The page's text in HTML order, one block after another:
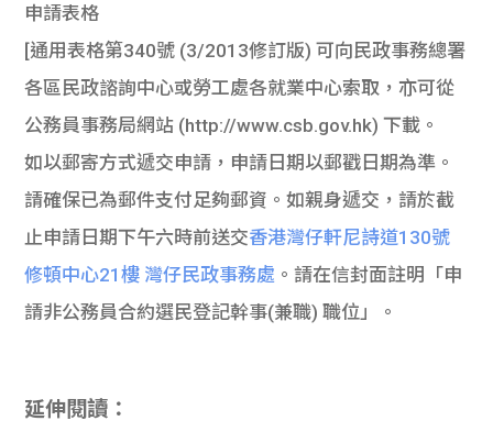
申請表格
[通用表格第340號 (3/2013修訂版) 可向民政事務總署
各區民政諮詢中心或勞工處各就業中心索取，亦可從
公務員事務局網站 (http://www.csb.gov.hk) 下載。
如以郵寄方式遞交申請，申請日期以郵戳日期為準。
請確保已為郵件支付足夠郵資。如親身遞交，請於截
止申請日期下午六時前送交香港灣仔軒尼詩道130號
修頓中心21樓 灣仔民政事務處 。請在信封面註明「申
請非公務員合約選民登記幹事(兼職) 職位」。
延伸閱讀：